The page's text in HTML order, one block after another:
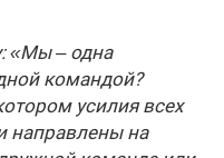
«Мы – одна
командой?
усилия всех
направлены на